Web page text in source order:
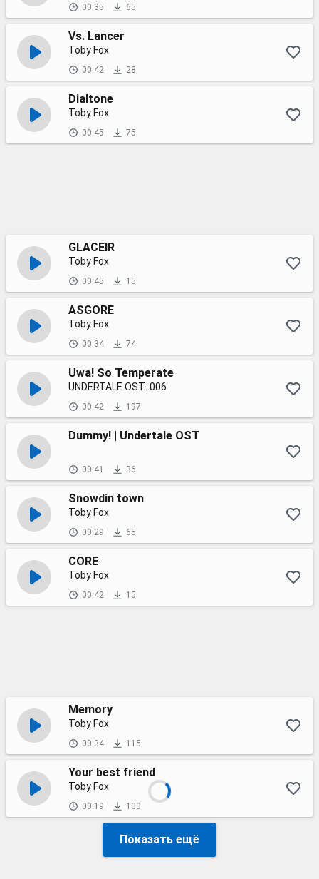
00:35 65
Vs. Lancer
Toby Fox
00:42 28
Dialtone
Toby Fox
00:45 75
GLACEIR
Toby Fox
00:45 15
ASGORE
Toby Fox
00:34 74
Uwa! So Temperate
UNDERTALE OST: 006
00:42 197
Dummy! | Undertale OST
00:41 36
Snowdin town
Toby Fox
00:29 65
CORE
Toby Fox
00:42 15
Memory
Toby Fox
00:34 115
Your best friend
Toby Fox
00:19 100
Показать ещё